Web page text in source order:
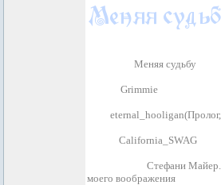
Меняя судьбу
Grimmie
California_SWAG
Стефани
моего воображения